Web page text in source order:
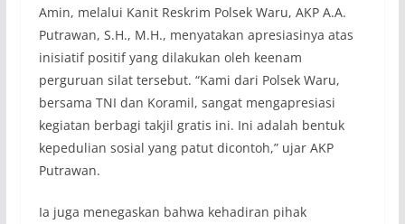
Amin, melalui Kanit Reskrim Polsek Waru, AKP A.A.
Putrawan, S.H., M.H., menyatakan apresiasinya atas
inisiatif positif yang dilakukan oleh keenam
perguruan silat tersebut. “Kami dari Polsek Waru,
bersama TNI dan Koramil, sangat mengapresiasi
kegiatan berbagi takjil gratis ini. Ini adalah bentuk
kepedulian sosial yang patut dicontoh,” ujar AKP
Putrawan.
Ia juga menegaskan bahwa kehadiran pihak